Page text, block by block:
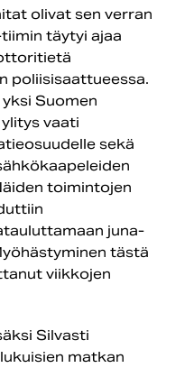
olivat sen verran
täytyi ajaa
poliisisaattueessa.
Suomen
vaati
sekä
toimintojen
juna-
tästä
viikkojen
Silvasti
matkan